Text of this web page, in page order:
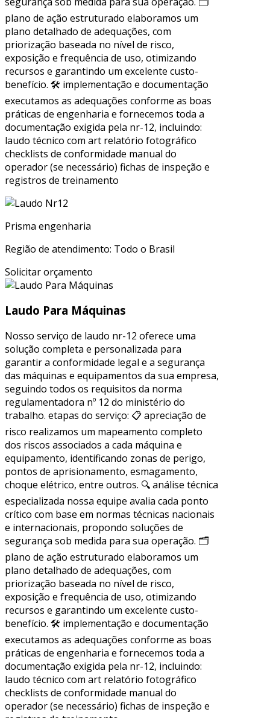
plano de ação estruturado elaboramos um
plano detalhado de adequações, com
priorização baseada no nível de risco,
exposição e frequência de uso, otimizando
recursos e garantindo um excelente custo-
benefício. 🛠 implementação e documentação
executamos as adequações conforme as boas
práticas de engenharia e fornecemos toda a
documentação exigida pela nr-12, incluindo:
laudo técnico com art relatório fotográfico
checklists de conformidade manual do
operador (se necessário) fichas de inspeção e
registros de treinamento
Prisma engenharia
Região de atendimento: Todo o Brasil
Solicitar orçamento
Laudo Para Máquinas
Nosso serviço de laudo nr-12 oferece uma
solução completa e personalizada para
garantir a conformidade legal e a segurança
das máquinas e equipamentos da sua empresa,
seguindo todos os requisitos da norma
regulamentadora nº 12 do ministério do
trabalho. etapas do serviço: 📋 apreciação de
risco realizamos um mapeamento completo
dos riscos associados a cada máquina e
equipamento, identificando zonas de perigo,
pontos de aprisionamento, esmagamento,
choque elétrico, entre outros. 🔍 análise técnica
especializada nossa equipe avalia cada ponto
crítico com base em normas técnicas nacionais
e internacionais, propondo soluções de
segurança sob medida para sua operação. 🗂
plano de ação estruturado elaboramos um
plano detalhado de adequações, com
priorização baseada no nível de risco,
exposição e frequência de uso, otimizando
recursos e garantindo um excelente custo-
benefício. 🛠 implementação e documentação
executamos as adequações conforme as boas
práticas de engenharia e fornecemos toda a
documentação exigida pela nr-12, incluindo:
laudo técnico com art relatório fotográfico
checklists de conformidade manual do
operador (se necessário) fichas de inspeção e